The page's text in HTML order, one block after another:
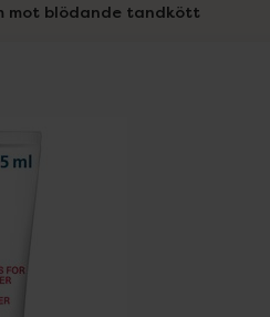
mot blödande tandkött